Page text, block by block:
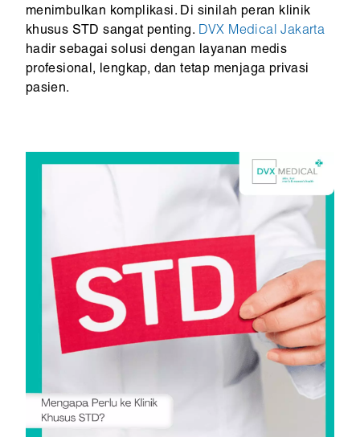
menimbulkan komplikasi. Di sinilah peran klinik
khusus STD sangat penting. DVX Medical Jakarta
hadir sebagai solusi dengan layanan medis
profesional, lengkap, dan tetap menjaga privasi
pasien.